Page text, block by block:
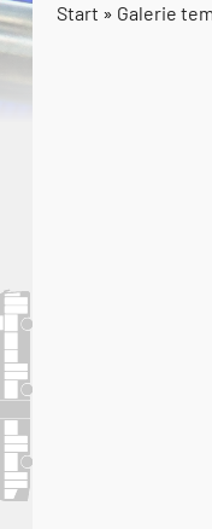
Start » Galerie